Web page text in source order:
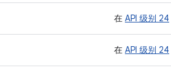
在 API 级别 24
在 API 级别 24